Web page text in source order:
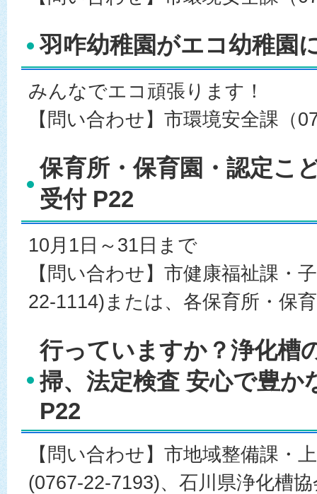
羽咋幼稚園がエコ幼稚園
みんなでエコ頑張ります！
【問い合わせ】市環境安全課（
保育所・保育園・認定こ
受付 P22
10月1日～31日まで
【問い合わせ】市健康福祉課・
22-1114)または、各保育所・保
行っていますか？浄化槽
掃、法定検査 安心で豊か
P22
【問い合わせ】市地域整備課・
(0767-22-7193)、石川県浄化槽